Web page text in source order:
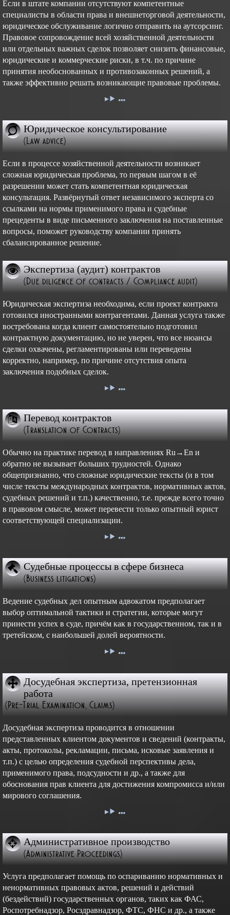
Если в штате компании отсутствуют компетентные
специалисты в области права и внешнеторговой деятельности,
юридическое обслуживание логично отправить на аутсорсинг.
Правовое сопровождение всей хозяйственной деятельности
или отдельных важных сделок позволяет снизить финансовые,
юридические и коммерческие риски, в т.ч. по причине
принятия необоснованных и противозаконных решений, а
также эффективно решать возникающие правовые проблемы.
Юридическое консультирование
(Law advice)
Если в процессе хозяйственной деятельности возникает
сложная юридическая проблема, то первым шагом в её
разрешении может стать компетентная юридическая
консультация. Развёрнутый ответ независимого эксперта со
ссылками на нормы применимого права и судебные
прецеденты в виде письменного заключения на поставленные
вопросы, поможет руководству компании принять
сбалансированное решение.
Экспертиза (аудит) контрактов
(Due diligence of contracts / Compliance audit)
Юридическая экспертиза необходима, если проект контракта
готовился иностранными контрагентами. Данная услуга также
востребована когда клиент самостоятельно подготовил
контрактную документацию, но не уверен, что все нюансы
сделки охвачены, регламентированы или переведены
корректно, например, по причине отсутствия опыта
заключения подобных сделок.
Перевод контрактов
(Translation of Contracts)
Обычно на практике перевод в направлениях Ru→En и
обратно не вызывает больших трудностей. Однако
общепризнанно, что сложные юридические тексты (и в том
числе тексты международных контрактов, нормативных актов,
судебных решений и т.п.) качественно, т.е. прежде всего точно
в правовом смысле, может перевести только опытный юрист
соответствующей специализации.
Судебные процессы в сфере бизнеса
(Business litigations)
Ведение судебных дел опытным адвокатом предполагает
выбор оптимальной тактики и стратегии, которые могут
принести успех в суде, причём как в государственном, так и в
третейском, с наибольшей долей вероятности.
Досудебная экспертиза, претензионная
работа
(Pre-Trial Examination, Claims)
Досудебная экспертиза проводится в отношении
представленных клиентом документов и сведений (контракты,
акты, протоколы, рекламации, письма, исковые заявления и
т.п.) с целью определения судебной перспективы дела,
применимого права, подсудности и др., а также для
обоснования прав клиента для достижения компромисса и/или
мирового соглашения.
Административное производство
(Administrative Proceedings)
Услуга предполагает помощь по оспариванию нормативных и
ненормативных правовых актов, решений и действий
(бездействий) государственных органов, таких как ФАС,
Роспотребнадзор, Росздравнадзор, ФТС, ФНС и др., а также